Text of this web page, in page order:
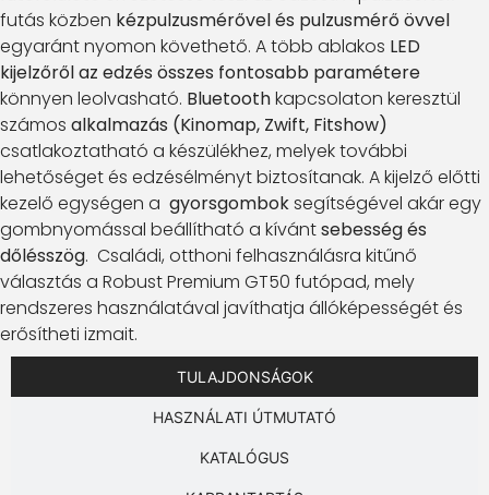
futás közben kézpulzusmérővel és pulzusmérő övvel
egyaránt nyomon követhető. A több ablakos LED
kijelzőről az edzés összes fontosabb paramétere
könnyen leolvasható. Bluetoothkapcsolaton keresztül
számos alkalmazás (Kinomap, Zwift, Fitshow)
csatlakoztatható a készülékhez, melyek további
lehetőséget és edzésélményt biztosítanak. A kijelző előtti
kezelő egységen a gyorsgomboksegítségével akár egy
gombnyomással beállítható a kívántsebesség és
dőlésszög. Családi, otthoni felhasználásra kitűnő
választás a Robust Premium GT50 futópad, mely
rendszeres használatával javíthatja állóképességét és
erősítheti izmait.
TULAJDONSÁGOK
HASZNÁLATI ÚTMUTATÓ
KATALÓGUS